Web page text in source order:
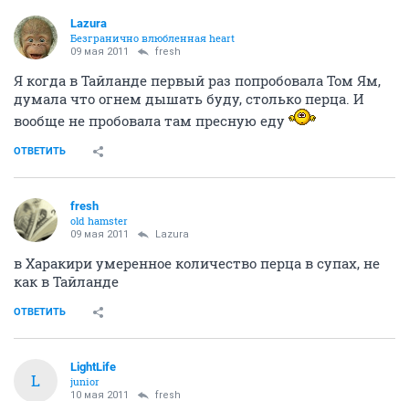
Lazura
Безгранично влюбленная heart
09 мая 2011 fresh
Я когда в Тайланде первый раз попробовала Том Ям,
думала что огнем дышать буду, столько перца. И
вообще не пробовала там пресную еду
ОТВЕТИТЬ
fresh
old hamster
09 мая 2011 Lazura
в Харакири умеренное количество перца в супах, не
как в Тайланде
ОТВЕТИТЬ
L
LightLife
junior
10 мая 2011 fresh